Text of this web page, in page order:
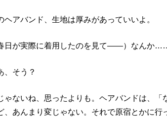
ヘアバンド、生地は厚みがあっていいよ。
日が実際に着用したのを見て――）なんか……
、そう？
ゃないね、思ったよりも。ヘアバンドは、
、あんまり変じゃない。それで原宿とかに行